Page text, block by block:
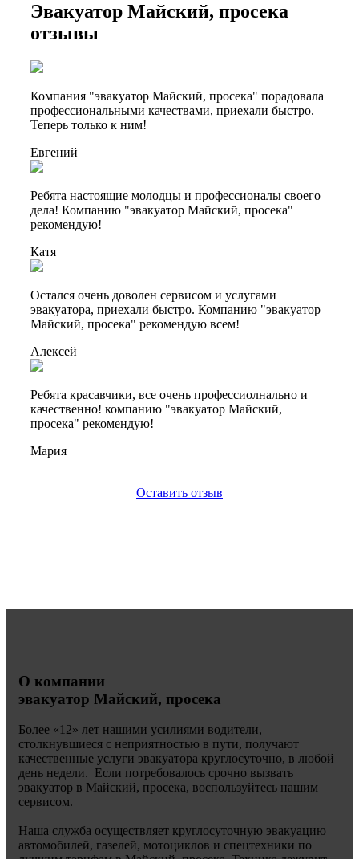
Эвакуатор Майский, просека
отзывы
Компания "эвакуатор Майский, просека" порадовала
профессиональными качествами, приехали быстро.
Теперь только к ним!
Евгений
Ребята настоящие молодцы и профессионалы своего
дела! Компанию "эвакуатор Майский, просека"
рекомендую!
Катя
Остался очень доволен сервисом и услугами
эвакуатора, приехали быстро. Компанию "эвакуатор
Майский, просека" рекомендую всем!
Алексей
Ребята красавчики, все очень профессиолнально и
качественно! компанию "эвакуатор Майский,
просека" рекомендую!
Мария
Оставить отзыв
О компании
эвакуатор Майский, просека
Более «12» лет нашими усилиями водители,
столкнувшиеся с неприятностью в пути, получают
качественные услуги эвакуатора круглосуточно, в любой
день недели. Если потребовалось срочно вызвать
эвакуатор в Майский, просека, воспользуйтесь нашим
сервисом.
Наша служба осуществляет круглосуточную эвакуацию
автомобилей, газелей, мотоциклов и спецтехники по